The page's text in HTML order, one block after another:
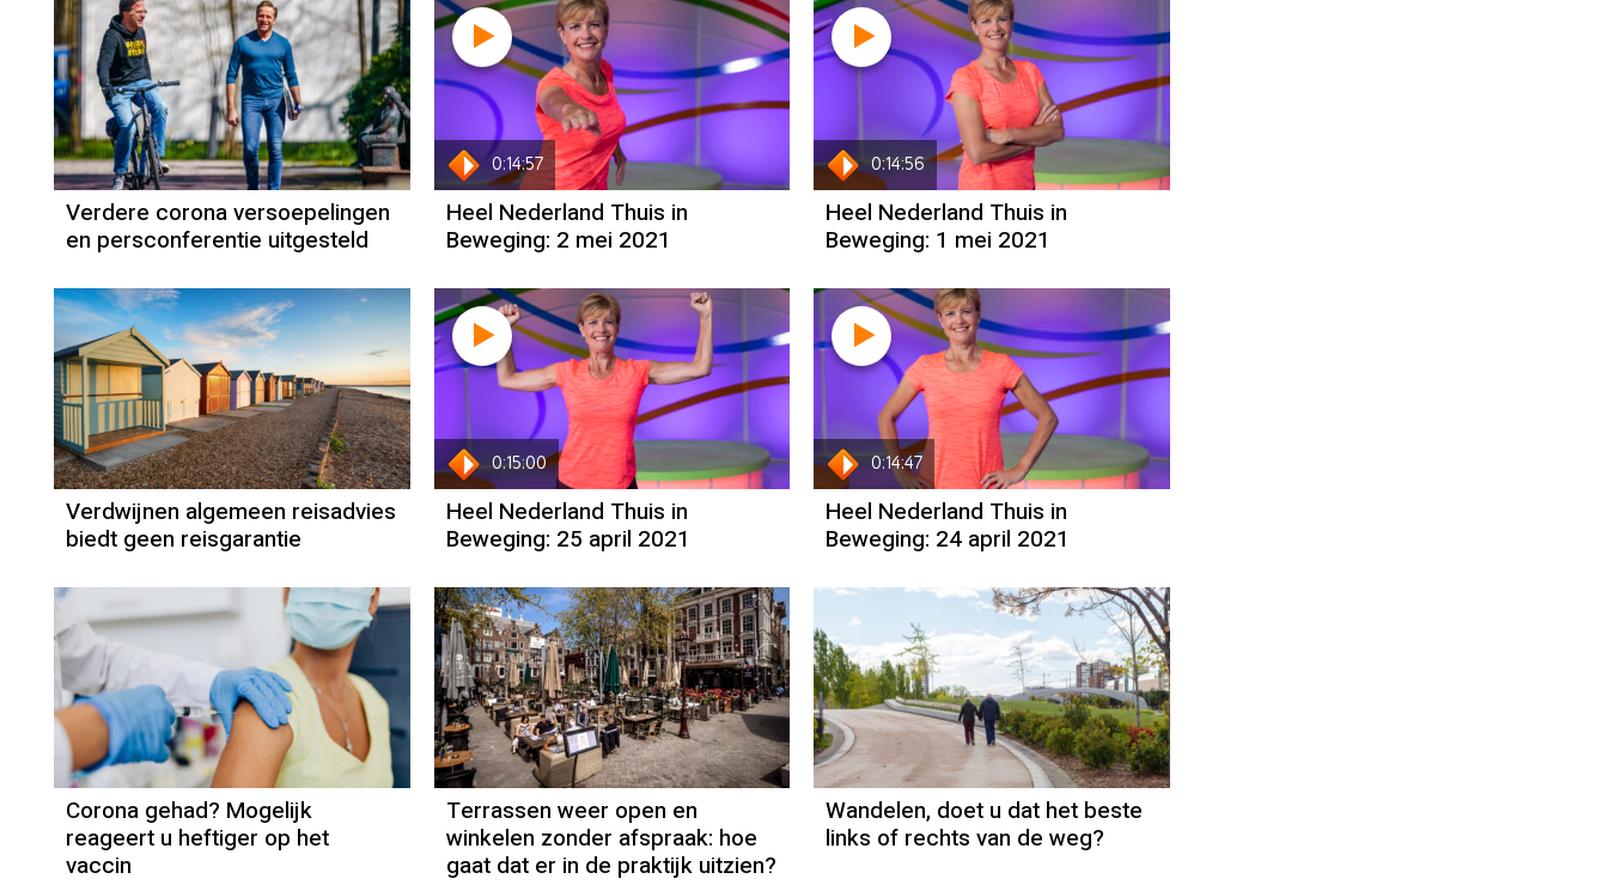
Verdere corona versoepelingen
en persconferentie uitgesteld
0:14:57
Heel Nederland Thuis in
Beweging: 2 mei 2021
0:14:56
Heel Nederland Thuis in
Beweging: 1 mei 2021
Verdwijnen algemeen reisadvies
biedt geen reisgarantie
0:15:00
Heel Nederland Thuis in
Beweging: 25 april 2021
0:14:47
Heel Nederland Thuis in
Beweging: 24 april 2021
Corona gehad? Mogelijk
reageert u heftiger op het
vaccin
Terrassen weer open en
winkelen zonder afspraak: hoe
gaat dat er in de praktijk uitzien?
Wandelen, doet u dat het beste
links of rechts van de weg?